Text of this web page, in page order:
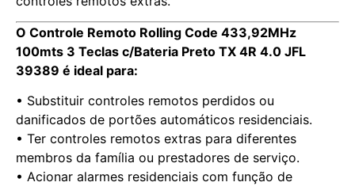
O Controle Remoto Rolling Code 433,92MHz
100mts 3 Teclas c/Bateria Preto TX 4R 4.0 JFL
39389 é ideal para:
• Substituir controles remotos perdidos ou
danificados de portões automáticos residenciais.
• Ter controles remotos extras para diferentes
membros da família ou prestadores de serviço.
• Acionar alarmes residenciais com função de